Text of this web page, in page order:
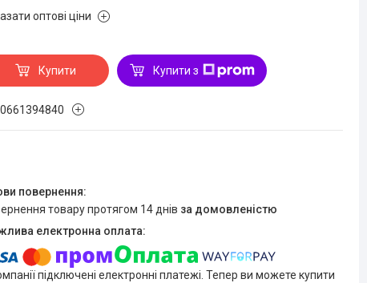
оптові ціни
Купити Купити з
товару протягом 14 днів за домовленістю
підключені електронні платежі. Тепер ви можете купити